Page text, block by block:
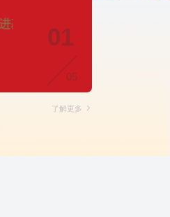
01
05
队律所
党组织
：东部沿海（福建）第一等律
了解更多